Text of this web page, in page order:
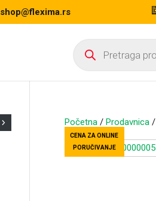
shop@flexima.rs
search
Početna/ Prodavnica/
CENA ZA ONLINE
PORUČIVANJE